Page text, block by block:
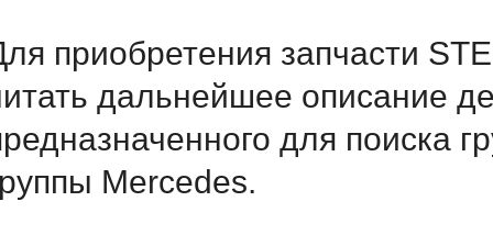
приобретения запчасти
дальнейшее описание
для поиска
Mercedes.